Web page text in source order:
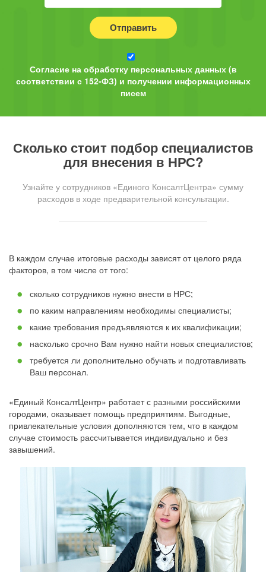
Отправить
Согласие на обработку персональных данных (в
соответствии с 152-ФЗ) и получении информационных
писем
Сколько стоит подбор специалистов
для внесения в НРС?
Узнайте у сотрудников «Единого КонсалтЦентра» сумму
расходов в ходе предварительной консультации.
В каждом случае итоговые расходы зависят от целого ряда
факторов, в том числе от того:
сколько сотрудников нужно внести в НРС;
по каким направлениям необходимы специалисты;
какие требования предъявляются к их квалификации;
насколько срочно Вам нужно найти новых специалистов;
требуется ли дополнительно обучать и подготавливать
Ваш персонал.
«Единый КонсалтЦентр» работает с разными российскими
городами, оказывает помощь предприятиям. Выгодные,
привлекательные условия дополняются тем, что в каждом
случае стоимость рассчитывается индивидуально и без
завышений.